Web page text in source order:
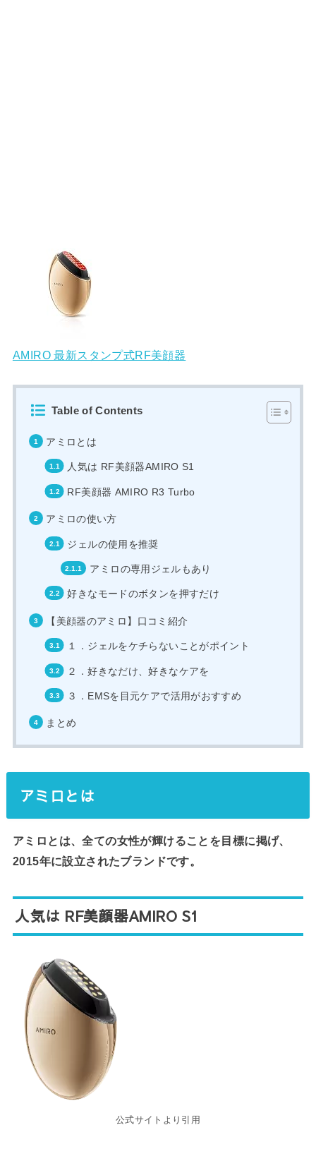
AMIRO 最新スタンプ式RF美顔器
Table of Contents
アミロとは
人気は RF美顔器AMIRO S1
RF美顔器 AMIRO R3 Turbo
アミロの使い方
ジェルの使用を推奨
アミロの専用ジェルもあり
好きなモードのボタンを押すだけ
【美顔器のアミロ】口コミ紹介
１．ジェルをケチらないことがポイント
２．好きなだけ、好きなケアを
３．EMSを目元ケアで活用がおすすめ
まとめ
アミロとは
アミロとは、全ての女性が輝けることを目標に掲げ、
2015年に設立されたブランドです。
人気は RF美顔器AMIRO S1
公式サイトより引用